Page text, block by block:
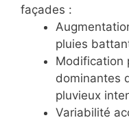
façades :
pluies
Modification
dominantes
pluvieux
Variabilité